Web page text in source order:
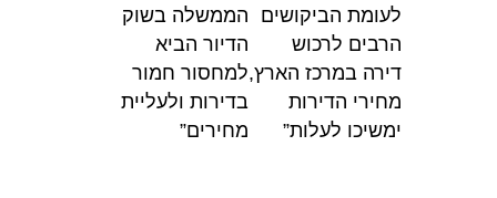
לעומת הביקושים
הרבים לרכוש
דירה במרכז הארץ,
מחירי הדירות
ימשיכו לעלות”
הממשלה בשוק
הדיור הביא
למחסור חמור
בדירות ולעליית
מחירים”